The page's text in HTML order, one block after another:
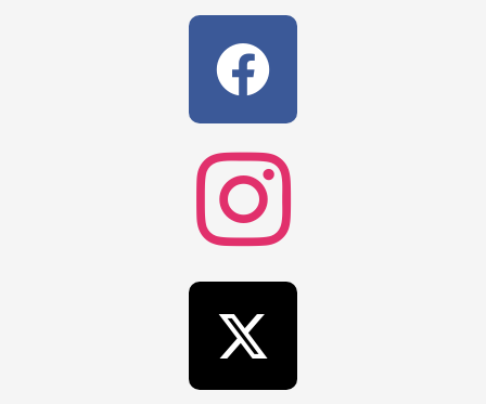
F
a
c
e
b
o
o
X
-